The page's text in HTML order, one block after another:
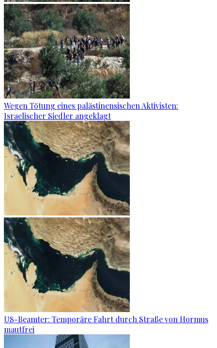
Wegen Tötung eines palästinensischen Aktivisten:
Israelischer Siedler angeklagt
US-Beamter: Temporäre Fahrt durch Straße von Hormus
mautfrei